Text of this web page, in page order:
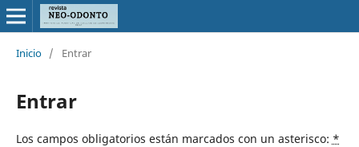
Inicio / Entrar
Entrar
Los campos obligatorios están marcados con un asterisco: *